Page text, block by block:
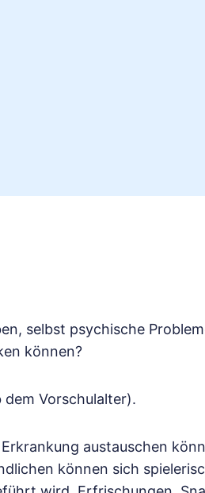
selbst psychische
können?
Vorschulalter).
austauschen
können sich